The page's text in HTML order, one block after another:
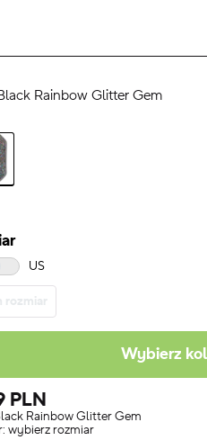
Rainbow Glitter Gem
US
rozmiar
Wybierz
PLN
Rainbow Glitter Gem
wybierz rozmiar